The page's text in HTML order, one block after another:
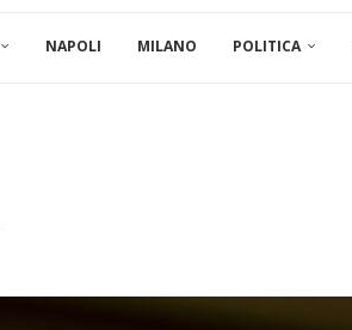
NAPOLI MILANO POLITICA